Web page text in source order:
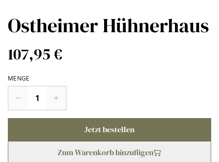
Ostheimer Hühnerhaus
107,95 €
MENGE
Jetzt bestellen
Zum Warenkorb hinzufügen